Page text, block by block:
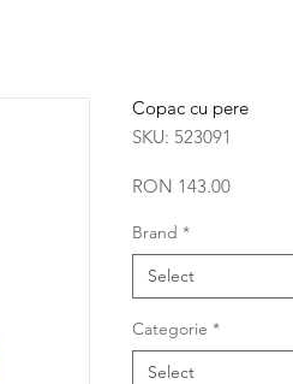
Copac cu pere
SKU: 523091
RON 143.00Price
Brand *
Select
Categorie *
Select